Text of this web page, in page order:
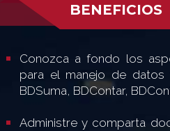
BENEFICIOS
Conozca a fondo los
para el manejo de
BDSuma, BDContar,
Administre y comparta